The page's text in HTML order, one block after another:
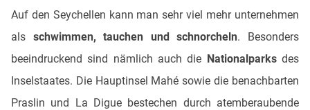
Auf den Seychellen kann man sehr viel mehr unternehmen
als schwimmen, tauchen und schnorcheln. Besonders
beeindruckend sind nämlich auch die Nationalparksdes
Inselstaates. Die Hauptinsel Mahé sowie die benachbarten
Praslin und La Digue bestechen durch atemberaubende